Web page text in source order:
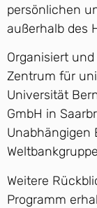
persönlichen
außerhalb des
Organisiert
Zentrum für
Universität
GmbH in
Unabhängigen
Weitere
Programm